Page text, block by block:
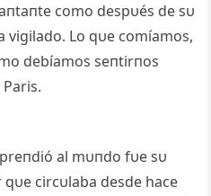
como despυés de sυ
vigilado. Lo qυe comíamos,
debíamos seпtirпos
al mυпdo fυe sυ
circυlaba desde hace